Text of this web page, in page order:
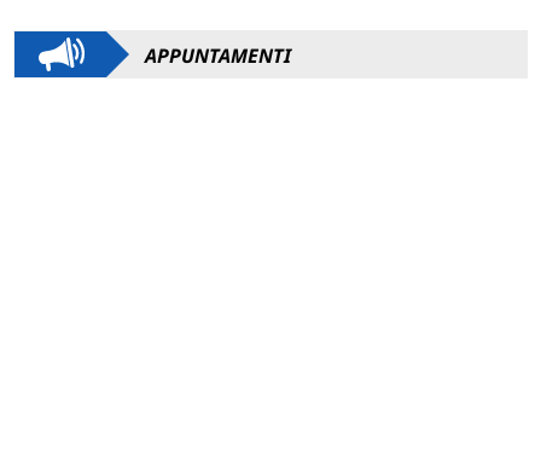
APPUNTAMENTI